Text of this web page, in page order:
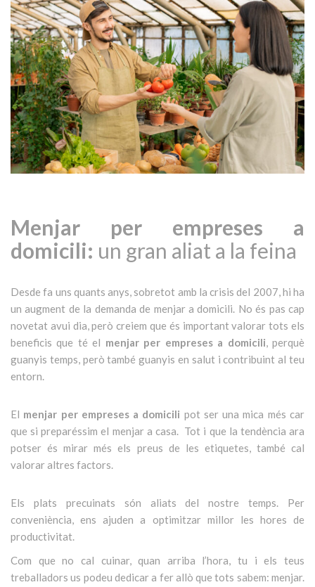
Menjar per empreses a
domicili: un gran aliat a la feina
Desde fa uns quants anys, sobretot amb la crisis del 2007, hi ha
un augment de la demanda de menjar a domicili. No és pas cap
novetat avui dia, però creiem que és important valorar tots els
beneficis que té el menjar per empreses a domicili, perquè
guanyis temps, però també guanyis en salut i contribuint al teu
entorn.
El menjar per empreses a domicili pot ser una mica més car
que si preparéssim el menjar a casa. Tot i que la tendència ara
potser és mirar més els preus de les etiquetes, també cal
valorar altres factors.
Els plats precuinats són aliats del nostre temps. Per
conveniència, ens ajuden a optimitzar millor les hores de
productivitat.
Com que no cal cuinar, quan arriba l’hora, tu i els teus
treballadors us podeu dedicar a fer allò que tots sabem: menjar.